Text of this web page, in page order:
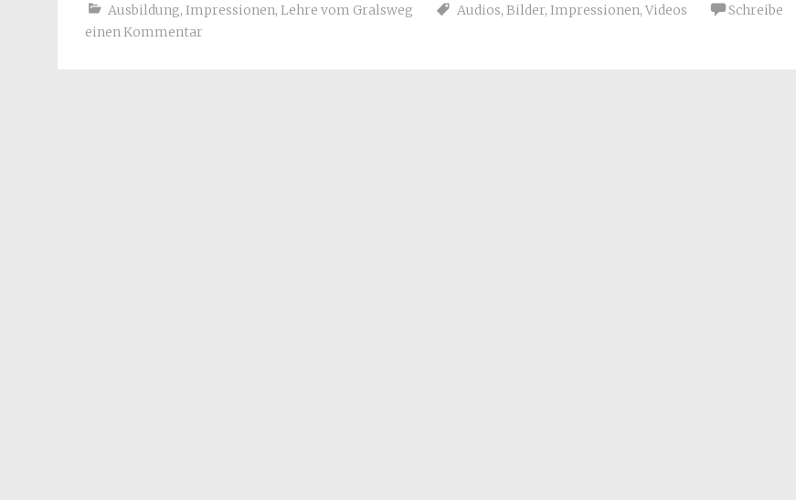
Ausbildung, Impressionen, Lehre vom Gralsweg Audios, Bilder, Impressionen, Videos
Schreibe
einen Kommentar